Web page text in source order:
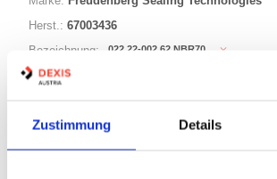
Zustimmung Details
Herst.: 67003436
Bezeichnung:
022,22-002,62 NBR70
ID: 22,22mm